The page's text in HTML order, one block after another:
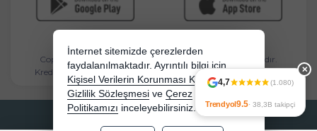
Copyright 2026 mandasgroup.com - Tüm hakları saklıdır.
Kredi kartı bilgileriniz 256bit SSL sertifikası ile korunmaktadır.
Bu site AKINSOFT E-Ticaret ile hazırlanmıştır.
4,7 (1.080)
Trendyol9.5· 38,3B takipçi
✕
İnternet sitemizde çerezlerden
faydalanılmaktadır. Ayrıntılı bilgi için
Kişisel Verilerin Korunması Kanununu,
Gizlilik Sözleşmesi ve Çerez
Politikamızı inceleyebilirsiniz.